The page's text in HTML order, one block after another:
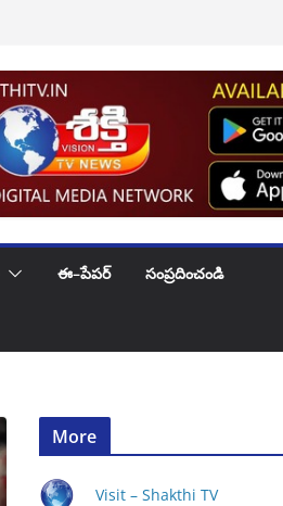
ఈ–పేపర్ సంప్రదించండి
More
Visit – Shakthi TV